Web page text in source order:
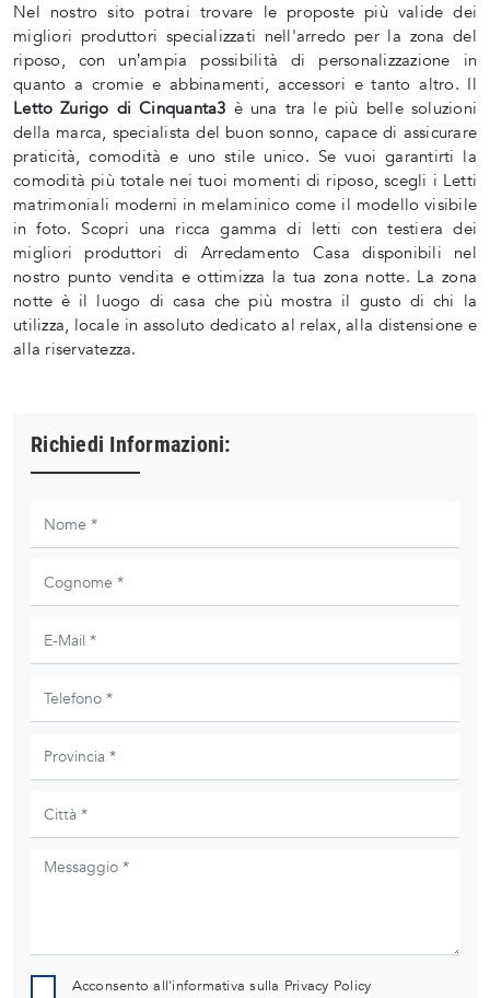
Nel nostro sito potrai trovare le proposte più valide dei
migliori produttori specializzati nell'arredo per la zona del
riposo, con un’ampia possibilità di personalizzazione in
quanto a cromie e abbinamenti, accessori e tanto altro. Il
Letto Zurigo di Cinquanta3 è una tra le più belle soluzioni
della marca, specialista del buon sonno, capace di assicurare
praticità, comodità e uno stile unico. Se vuoi garantirti la
comodità più totale nei tuoi momenti di riposo, scegli i Letti
matrimoniali moderni in melaminico come il modello visibile
in foto. Scopri una ricca gamma di letti con testiera dei
migliori produttori di Arredamento Casa disponibili nel
nostro punto vendita e ottimizza la tua zona notte. La zona
notte è il luogo di casa che più mostra il gusto di chi la
utilizza, locale in assoluto dedicato al relax, alla distensione e
alla riservatezza.
Richiedi Informazioni:
Acconsento all'informativa sulla Privacy Policy